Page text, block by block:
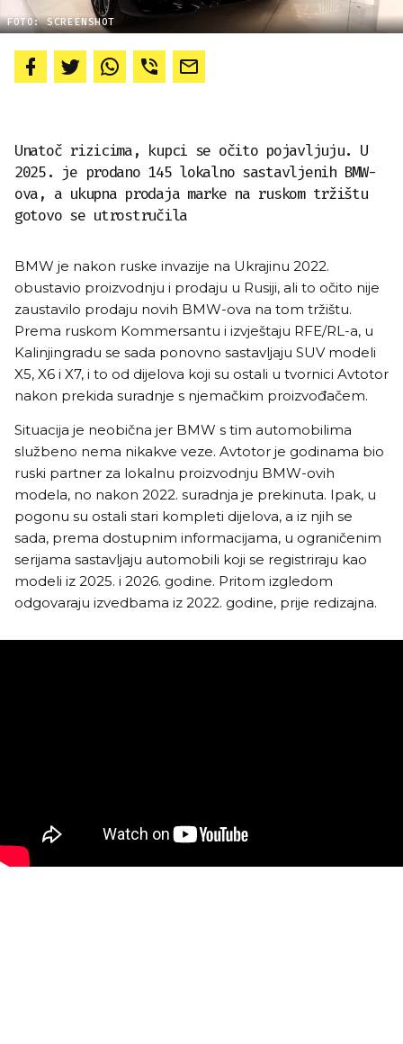
FOTO: SCREENSHOT
Unatoč rizicima, kupci se očito pojavljuju. U
2025. je prodano 145 lokalno sastavljenih BMW-
ova, a ukupna prodaja marke na ruskom tržištu
gotovo se utrostručila
BMW je nakon ruske invazije na Ukrajinu 2022.
obustavio proizvodnju i prodaju u Rusiji, ali to očito nije
zaustavilo prodaju novih BMW-ova na tom tržištu.
Prema ruskom Kommersantu i izvještaju RFE/RL-a, u
Kalinjingradu se sada ponovno sastavljaju SUV modeli
X5, X6 i X7, i to od dijelova koji su ostali u tvornici Avtotor
nakon prekida suradnje s njemačkim proizvođačem.
Situacija je neobična jer BMW s tim automobilima
službeno nema nikakve veze. Avtotor je godinama bio
ruski partner za lokalnu proizvodnju BMW-ovih
modela, no nakon 2022. suradnja je prekinuta. Ipak, u
pogonu su ostali stari kompleti dijelova, a iz njih se
sada, prema dostupnim informacijama, u ograničenim
serijama sastavljaju automobili koji se registriraju kao
modeli iz 2025. i 2026. godine. Pritom izgledom
odgovaraju izvedbama iz 2022. godine, prije redizajna.